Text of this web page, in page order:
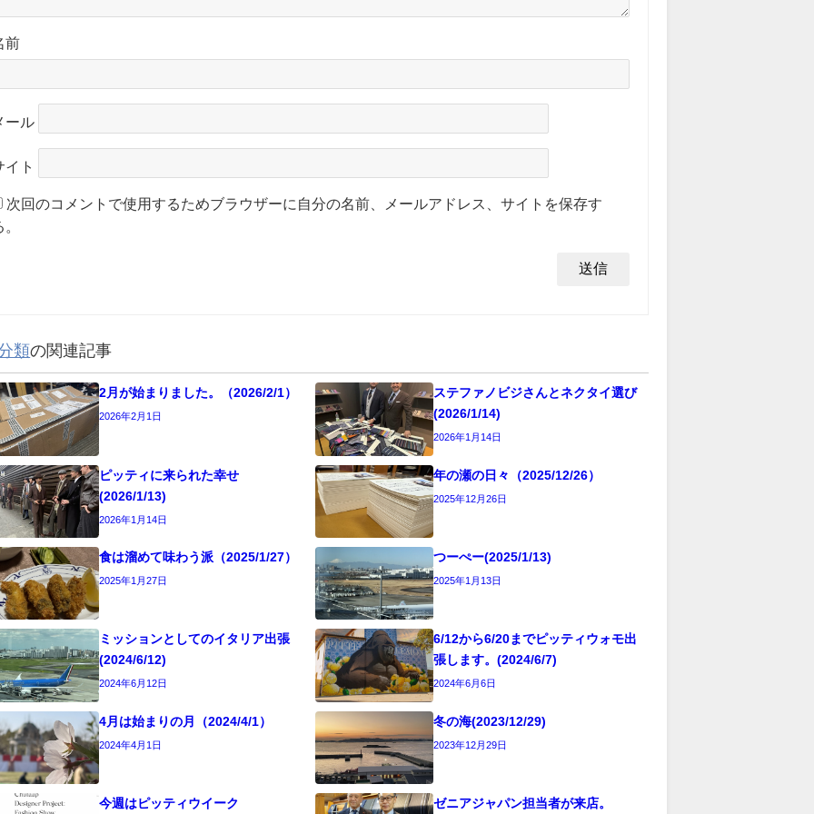
前
ール
イト
次回のコメントで使用するためブラウザーに自分の名前、メールアドレス、サイトを保存す
類の関連記事
2月が始まりました。（2026/2/1）
2026年2月1日
ステファノビジさんとネクタイ選び
(2026/1/14)
2026年1月14日
ピッティに来られた幸せ
(2026/1/13)
2026年1月14日
年の瀬の日々（2025/12/26）
2025年12月26日
食は溜めて味わう派（2025/1/27）
2025年1月27日
つーぺー(2025/1/13)
2025年1月13日
ミッションとしてのイタリア出張
(2024/6/12)
2024年6月12日
6/12から6/20までピッティウォモ出
張します。(2024/6/7)
2024年6月6日
4月は始まりの月（2024/4/1）
2024年4月1日
冬の海(2023/12/29)
2023年12月29日
今週はピッティウイーク ゼニアジャパン担当者が来店。